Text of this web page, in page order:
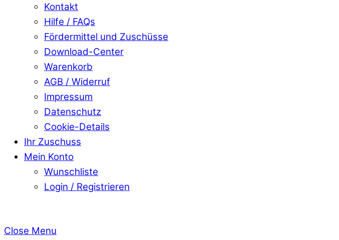
Kontakt
Hilfe / FAQs
Fördermittel und Zuschüsse
Download-Center
Warenkorb
AGB / Widerruf
Impressum
Datenschutz
Cookie-Details
Ihr Zuschuss
Mein Konto
Wunschliste
Login / Registrieren
Close Menu